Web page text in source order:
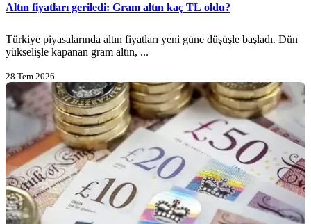
Altın fiyatları geriledi: Gram altın kaç TL oldu?
Türkiye piyasalarında altın fiyatları yeni güne düşüşle başladı. Dün
yükselişle kapanan gram altın, ...
28 Tem 2026